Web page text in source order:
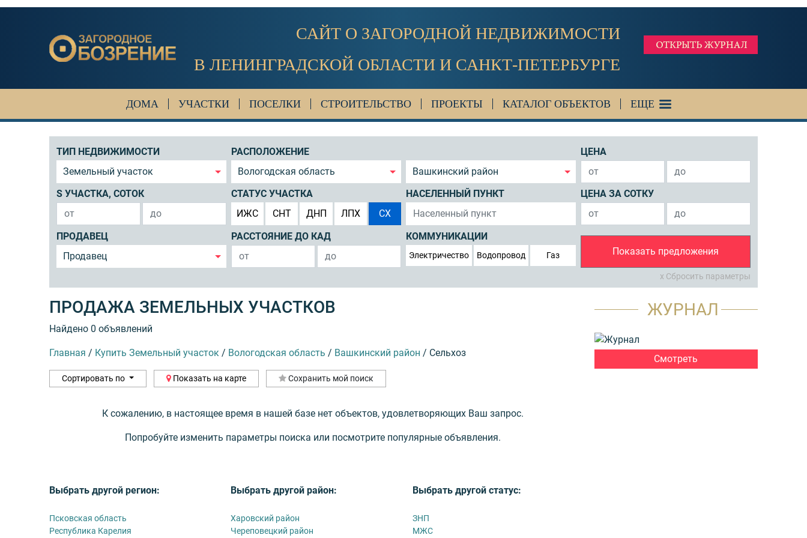
САЙТ О ЗАГОРОДНОЙ НЕДВИЖИМОСТИ
В ЛЕНИНГРАДСКОЙ ОБЛАСТИ И САНКТ-ПЕТЕРБУРГЕ
ДОМА УЧАСТКИ ПОСЕЛКИ СТРОИТЕЛЬСТВО ПРОЕКТЫ КАТАЛОГ ОБЪЕКТОВ ЕЩЕ
ТИП НЕДВИЖИМОСТИ
Земельный участок
РАСПОЛОЖЕНИЕ
Вологодская область
Вашкинский район
ЦЕНА
S УЧАСТКА, СОТОК
СТАТУС УЧАСТКА
ИЖС
СНТ ДНП ЛПХ СХ
НАСЕЛЕННЫЙ ПУНКТ ЦЕНА ЗА СОТКУ
ПРОДАВЕЦ
Продавец
РАССТОЯНИЕ ДО КАД КОММУНИКАЦИИ
Электричество Водопровод Газ Показать предложения
x Сбросить параметры
ПРОДАЖА ЗЕМЕЛЬНЫХ УЧАСТКОВ
Найдено 0 объявлений
Главная / Купить Земельный участок / Вологодская область / Вашкинский район / Сельхоз
Сортировать по Показать на карте Сохранить мой поиск
К сожалению, в настоящее время в нашей базе нет объектов, удовлетворяющих Ваш запрос.
Попробуйте изменить параметры поиска или посмотрите популярные объявления.
Выбрать другой регион:
Псковская область
Республика Карелия
Выбрать другой район:
Харовский район
Череповецкий район
Выбрать другой статус:
ЗНП
МЖС
ЖУРНАЛ
Смотреть